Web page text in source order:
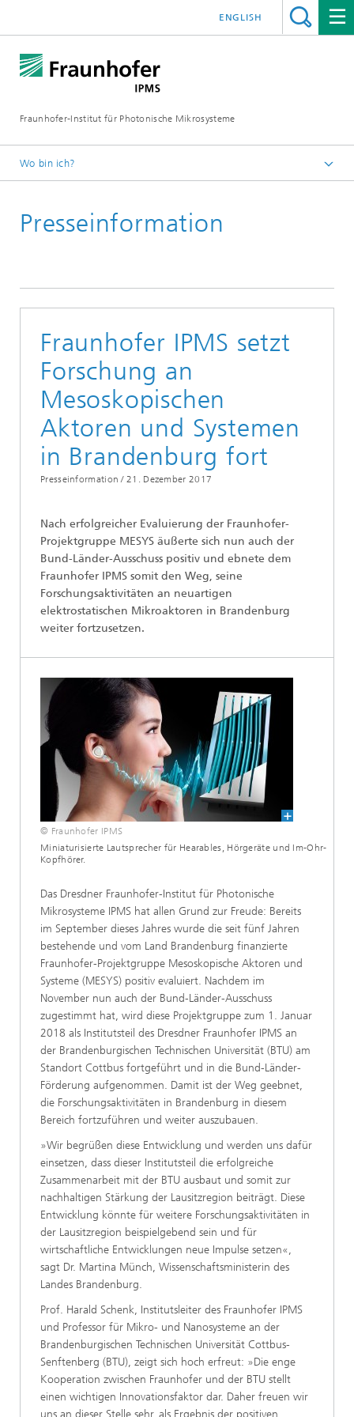
Fraunhofer-Institut für Photonische Mikrosysteme
ENGLISH
Wo bin ich?
Mediathek
Presseinformation
Fraunhofer IPMS setzt
Forschung an
Mesoskopischen
Aktoren und Systemen
in Brandenburg fort
Presseinformation / 21. Dezember 2017
Nach erfolgreicher Evaluierung der Fraunhofer-
Projektgruppe MESYS äußerte sich nun auch der
Bund-Länder-Ausschuss positiv und ebnete dem
Fraunhofer IPMS somit den Weg, seine
Forschungsaktivitäten an neuartigen
elektrostatischen Mikroaktoren in Brandenburg
weiter fortzusetzen.
© Fraunhofer IPMS
Miniaturisierte Lautsprecher für Hearables, Hörgeräte und Im-Ohr-
Kopfhörer.
Das Dresdner Fraunhofer-Institut für Photonische
Mikrosysteme IPMS hat allen Grund zur Freude: Bereits
im September dieses Jahres wurde die seit fünf Jahren
bestehende und vom Land Brandenburg finanzierte
Fraunhofer-Projektgruppe Mesoskopische Aktoren und
Systeme (MESYS) positiv evaluiert. Nachdem im
November nun auch der Bund-Länder-Ausschuss
zugestimmt hat, wird diese Projektgruppe zum 1. Januar
2018 als Institutsteil des Dresdner Fraunhofer IPMS an
der Brandenburgischen Technischen Universität (BTU) am
Standort Cottbus fortgeführt und in die Bund-Länder-
Förderung aufgenommen. Damit ist der Weg geebnet,
die Forschungsaktivitäten in Brandenburg in diesem
Bereich fortzuführen und weiter auszubauen.
»Wir begrüßen diese Entwicklung und werden uns dafür
einsetzen, dass dieser Institutsteil die erfolgreiche
Zusammenarbeit mit der BTU ausbaut und somit zur
nachhaltigen Stärkung der Lausitzregion beiträgt. Diese
Entwicklung könnte für weitere Forschungsaktivitäten in
der Lausitzregion beispielgebend sein und für
wirtschaftliche Entwicklungen neue Impulse setzen«,
sagt Dr. Martina Münch, Wissenschaftsministerin des
Landes Brandenburg.
Prof. Harald Schenk, Institutsleiter des Fraunhofer IPMS
und Professor für Mikro- und Nanosysteme an der
Brandenburgischen Technischen Universität Cottbus-
Senftenberg (BTU), zeigt sich hoch erfreut: »Die enge
Kooperation zwischen Fraunhofer und der BTU stellt
einen wichtigen Innovationsfaktor dar. Daher freuen wir
uns an dieser Stelle sehr, als Ergebnis der positiven